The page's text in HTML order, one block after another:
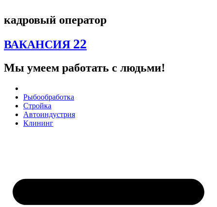
содержимому
кадровый оператор
ВАКАНСИЯ 22
Мы умеем работать с людьми!
Рыбообработка
Стройка
Автоиндустрия
Клининг